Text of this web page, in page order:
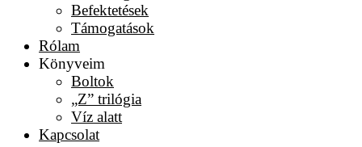
Befektetések
Támogatások
Rólam
Könyveim
Boltok
„Z” trilógia
Víz alatt
Kapcsolat